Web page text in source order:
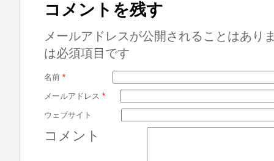
コメントを残す
メールアドレスが公開されることはあり
は必須項目です
名前 *
メールアドレス *
ウェブサイト
コメント